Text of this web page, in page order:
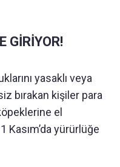
GİRİYOR!
yasaklı veya
bırakan kişiler para
el
yürürlüğe